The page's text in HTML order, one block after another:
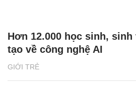
GIỚI TRẺ
Hơn 12.000 học sinh,
tạo về công nghệ AI